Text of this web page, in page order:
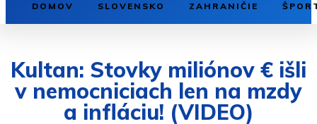
DOMOV SLOVENSKO ZAHRANIČIE
Kultan: Stovky miliónov € išli
v nemocniciach len na mzdy
a infláciu! (VIDEO)